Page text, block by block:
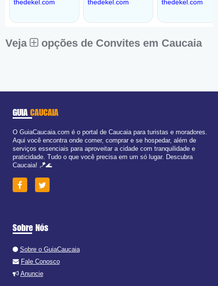
Veja opções de Convites em Caucaia
GUIA CAUCAIA
O GuiaCaucaia.com é o portal de Caucaia para turistas e moradores.
Aqui você encontra onde comer, comprar e se hospedar, além de
serviços essenciais para aproveitar a cidade com tranquilidade e
praticidade. Tudo o que você precisa em um só lugar. Descubra
Caucaia! 🪁🌊
Sobre Nós
Sobre o GuiaCaucaia
Fale Conosco
Anuncie